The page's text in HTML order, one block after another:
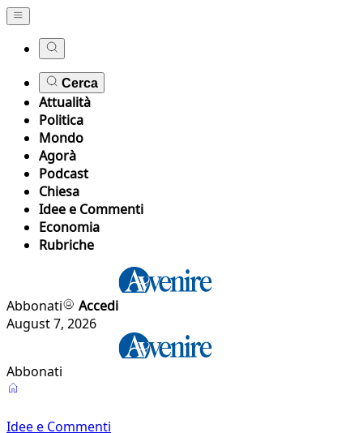
Cerca
Attualità
Politica
Mondo
Agorà
Podcast
Chiesa
Idee e Commenti
Economia
Rubriche
Abbonati
Accedi
August 7, 2026
Abbonati
Idee e Commenti